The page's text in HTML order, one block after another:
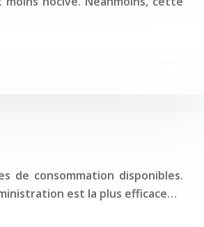
de consommation disponibles.
est la plus efficace…